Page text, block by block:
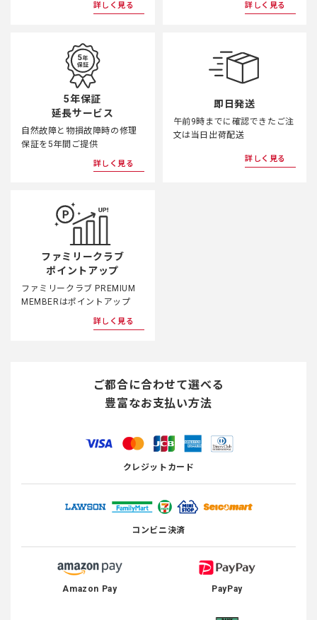
詳しく見る 詳しく見る
5年保証
延長サービス
自然故障と物損故障時の修理
保証を5年間ご提供
詳しく見る
即日発送
午前9時までに確認できたご注
文は当日出荷配送
詳しく見る
ファミリークラブ
ポイントアップ
ファミリークラブ PREMIUM
MEMBERはポイントアップ
詳しく見る
ご都合に合わせて選べる
豊富なお支払い方法
クレジットカード
コンビニ決済
Amazon Pay PayPay